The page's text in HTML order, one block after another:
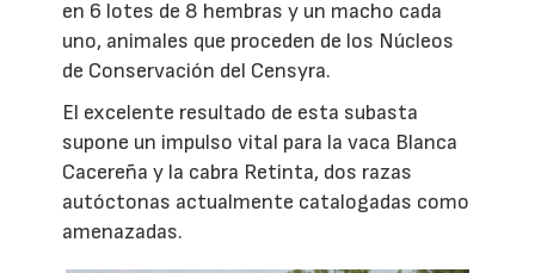
en 6 lotes de 8 hembras y un macho cada
uno, animales que proceden de los Núcleos
de Conservación del Censyra.
El excelente resultado de esta subasta
supone un impulso vital para la vaca Blanca
Cacereña y la cabra Retinta, dos razas
autóctonas actualmente catalogadas como
amenazadas.